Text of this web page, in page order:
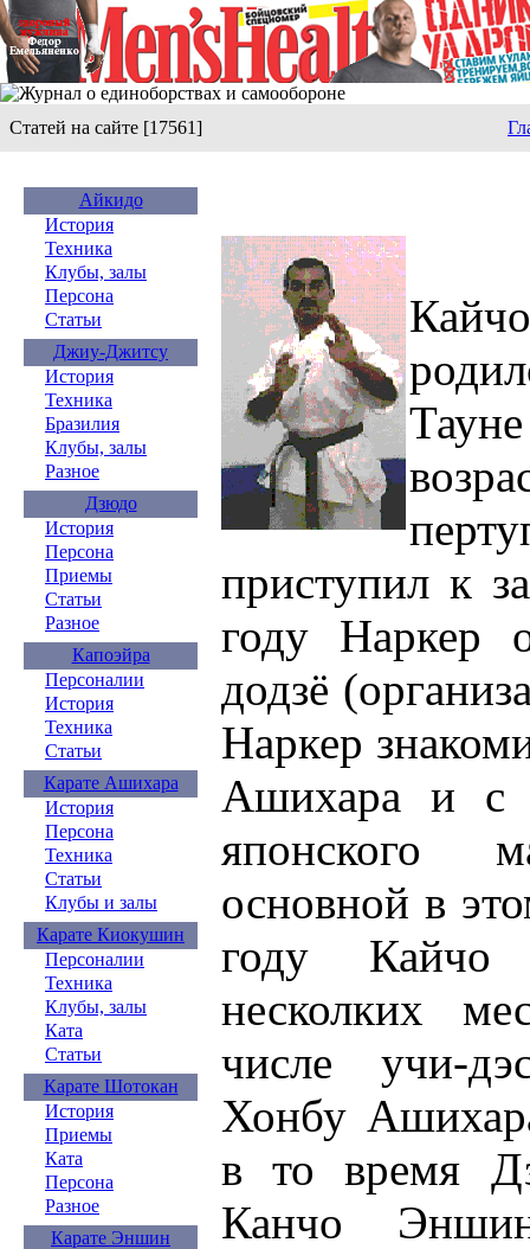
Статей на сайте [17561]
Айкидо
История
Техника
Клубы, залы
Персона
Статьи
Джиу-Джитсу
История
Техника
Бразилия
Клубы, залы
Разное
Дзюдо
История
Персона
Приемы
Статьи
Разное
Капоэйра
Персоналии
История
Техника
Статьи
Карате Ашихара
История
Персона
Техника
Статьи
Клубы и залы
Карате Киокушин
Персоналии
Техника
Клубы, залы
Ката
Статьи
Карате Шотокан
История
Приемы
Ката
Персона
Разное
Карате Эншин
приступил к
году Наркер
додзё
Наркер
Ашихара и с
японского
основной в
году Кайчо
несколких
числе учи-
Хонбу
в то время
Канчо